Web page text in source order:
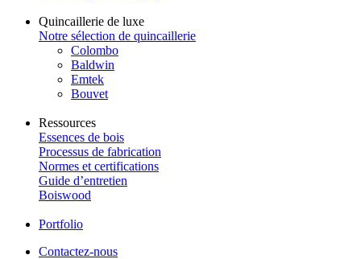
Quincaillerie de luxe
Notre sélection de quincaillerie
Colombo
Baldwin
Emtek
Bouvet
Ressources
Essences de bois
Processus de fabrication
Normes et certifications
Guide d’entretien
Boiswood
Portfolio
Contactez-nous